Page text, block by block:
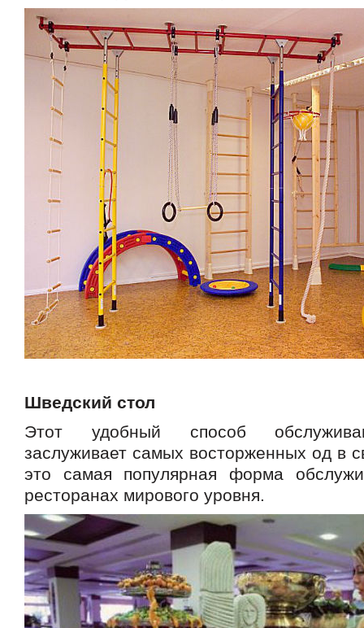
Шведский стол
Этот удобный способ
заслуживает самых восторженных од в
это самая популярная форма
ресторанах мирового уровня.